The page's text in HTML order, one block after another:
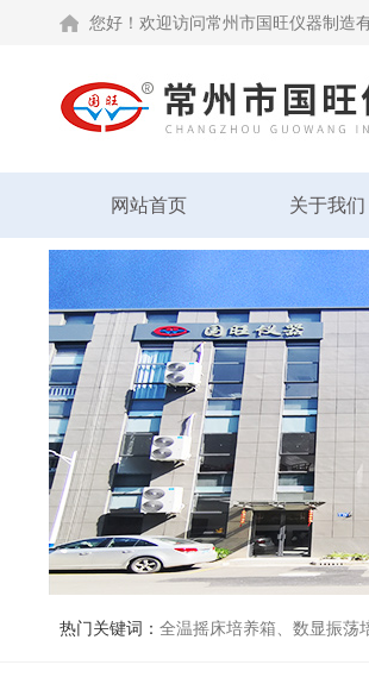
您好！欢迎访问常州市国旺仪器制造
网站首页 关于我们
热门关键词： 全温摇床培养箱、数显振荡